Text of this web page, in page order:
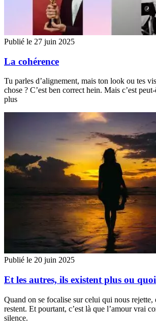
Publié le 27 juin 2025
La cohérence
Tu parles d’alignement, mais ton look ou tes
chose ? C’est ben correct hein. Mais c’est
plus
Publié le 20 juin 2025
Et les autres, ils existent plus ou
Quand on se focalise sur celui qui nous
restent. Et pourtant, c’est là que l’amour vrai
silence.